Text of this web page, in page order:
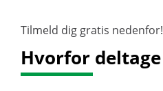
Tilmeld dig gratis nedenfor!
Hvorfor deltage